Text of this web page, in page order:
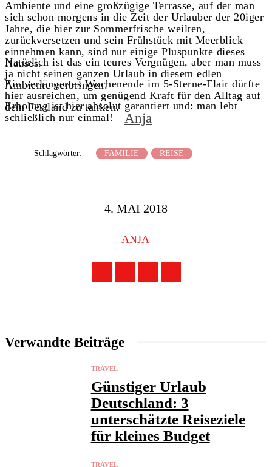
Ambiente und eine großzügige Terrasse, auf der man
sich schon morgens in die Zeit der Urlauber der 20iger
Jahre, die hier zur Sommerfrische weilten,
zurückversetzen und sein Frühstück mit Meerblick
einnehmen kann, sind nur einige Pluspunkte dieses
Hauses.
Natürlich ist das ein teures Vergnügen, aber man muss
ja nicht seinen ganzen Urlaub in diesem edlen
Ambiente verbringen.
Ein verlängertes Wochenende im 5-Sterne-Flair dürfte
hier ausreichen, um genügend Kraft für den Alltag auf
dem Festland zu tanken.
Erholung ist hier absolut garantiert und: man lebt
schließlich nur einmal!
Anja
Schlagwörter: FAMILIE REISE
4. MAI 2018
ANJA
Verwandte Beiträge
TRAVEL
Günstiger Urlaub
Deutschland: 3
unterschätzte Reiseziele
für kleines Budget
TRAVEL